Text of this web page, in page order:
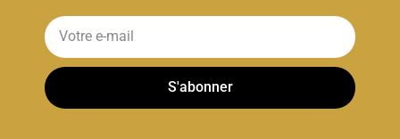
S'abonner